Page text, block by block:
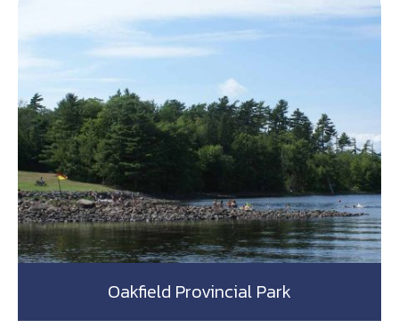
Oakfield Provincial Park